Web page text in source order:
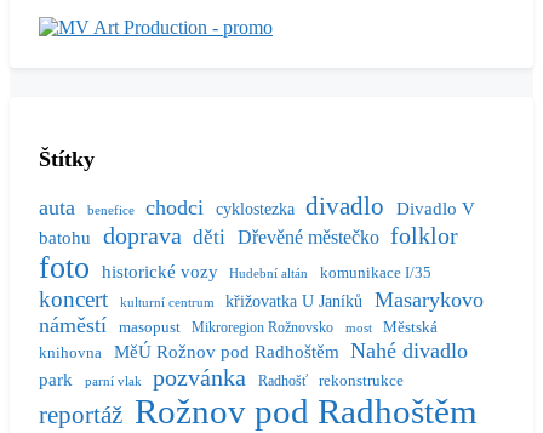
Štítky
auta
benefice chodci cyklostezka divadlo
Divadlo V
batohu
doprava děti Dřevěné městečko folklor
foto historické vozy Hudební altán komunikace I/35
koncert kulturní centrum křižovatka U Janíků
Masarykovo
náměstí
masopust Mikroregion Rožnovsko most
Městská
knihovna
MěÚ Rožnov pod Radhoštěm Nahé divadlo
park parní vlak pozvánka Radhošť rekonstrukce
reportáž Rožnov pod Radhoštěm